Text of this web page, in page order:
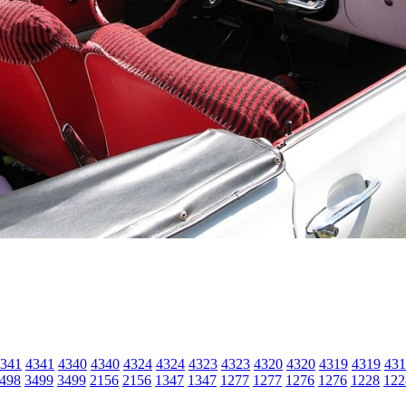
4341 4340 4340 4324 4324 4323 4323 4320 4320 4319 4319
3499 3499 2156 2156 1347 1347 1277 1277 1276 1276 1228